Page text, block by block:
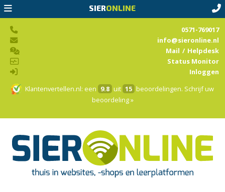
SIERONLINE
Klantenvertellen.nl: een 9.8 uit 15 beoordelingen. Schrijf uw
beoordeling »
0571-769017
info@sieronline.nl
Mail / Helpdesk
Status Monitor
Inloggen